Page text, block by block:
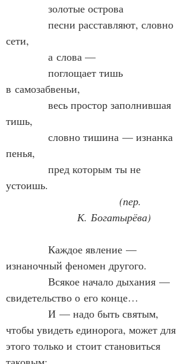
золотые острова
песни расставляют, словно
сети,
а слова —
поглощает тишь
в самозабвеньи,
весь простор заполнившая
тишь,
словно тишина — изнанка
пенья,
пред которым ты не
устоишь.
(пер.
К. Богатырёва)
Каждое явление —
изнаночный феномен другого.
Всякое начало дыхания —
свидетельство о его конце…
И — надо быть святым,
чтобы увидеть единорога, может для
этого только и стоит становиться